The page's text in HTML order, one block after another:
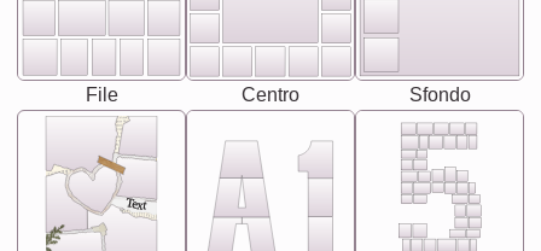
File Centro Sfondo
Text